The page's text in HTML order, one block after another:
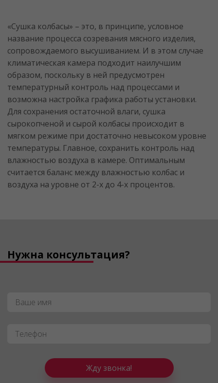
«Сушка колбасы» – это, в принципе, условное
название процесса созревания мясного изделия,
сопровождаемого высушиванием. И в этом случае
климатическая камера подходит наилучшим
образом, поскольку в ней предусмотрен
температурный контроль над процессами и
возможна настройка графика работы установки.
Для сохранения остаточной влаги, сушка
сырокопченой и сырой колбасы происходит в
мягком режиме при достаточно невысоком уровне
температуры. Главное, сохранить контроль над
влажностью воздуха в камере. Оптимальным
считается баланс между влажностью колбас и
воздуха на уровне от 2-х до 4-х процентов.
Нужна консультация?
Имя*
Телефон *
Жду звонка!